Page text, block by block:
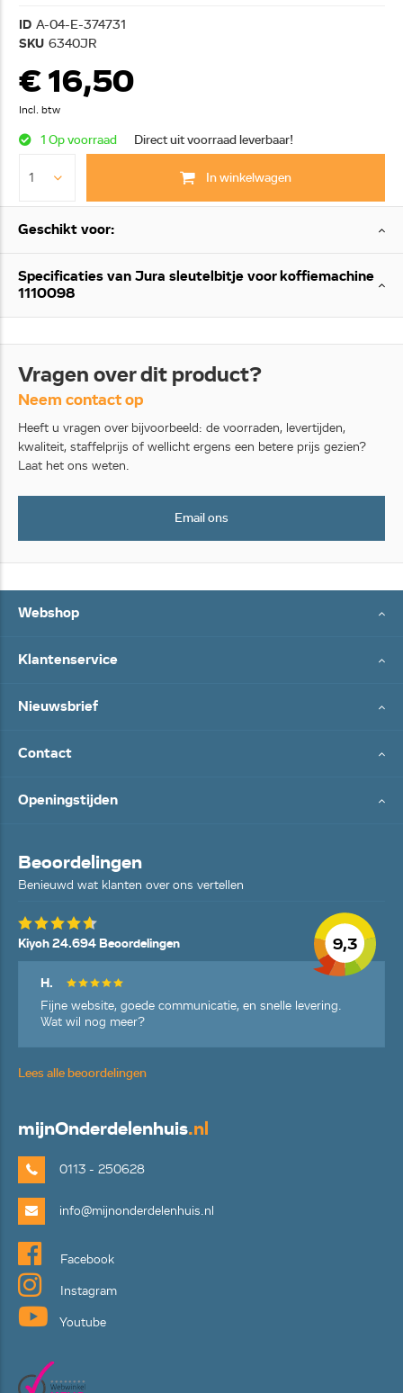
ID A-04-E-374731
SKU 6340JR
€ 16,50
Incl. btw
1 Op voorraad Direct uit voorraad leverbaar!
In winkelwagen
Geschikt voor:
Specificaties van Jura sleutelbitje voor koffiemachine
1110098
Vragen over dit product?
Neem contact op
Heeft u vragen over bijvoorbeeld: de voorraden, levertijden,
kwaliteit, staffelprijs of wellicht ergens een betere prijs gezien?
Laat het ons weten.
Email ons
Webshop
Klantenservice
Nieuwsbrief
Contact
Openingstijden
Beoordelingen
Benieuwd wat klanten over ons vertellen
9,3
Kiyoh 24.694 Beoordelingen
H.
Fijne website, goede communicatie, en snelle levering.
Wat wil nog meer?
Lees alle beoordelingen
mijnOnderdelenhuis.nl
0113 - 250628
info@mijnonderdelenhuis.nl
Facebook
Instagram
Youtube